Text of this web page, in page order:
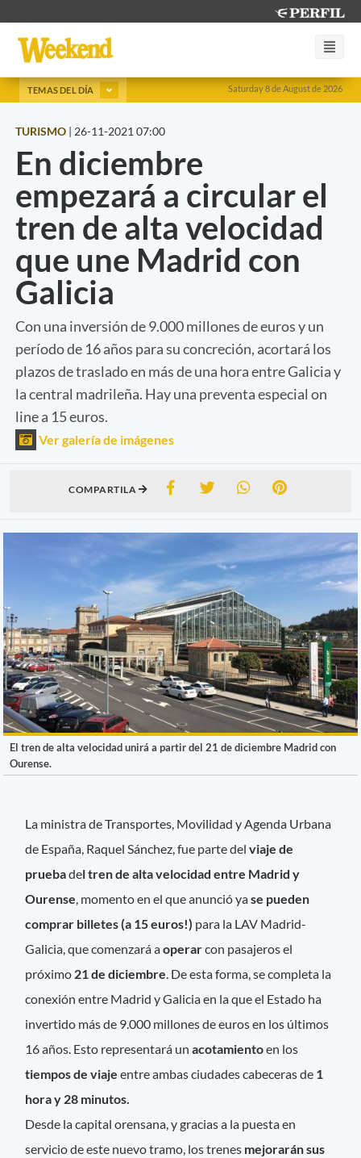
Saturday 8 de August de 2026
TEMAS DEL DÍA
TURISMO | 26-11-2021 07:00
En diciembre
empezará a circular el
tren de alta velocidad
que une Madrid con
Galicia
Con una inversión de 9.000 millones de euros y un
período de 16 años para su concreción, acortará los
plazos de traslado en más de una hora entre Galicia y
la central madrileña. Hay una preventa especial on
line a 15 euros.
Ver galería de imágenes
COMPARTILA
El tren de alta velocidad unirá a partir del 21 de diciembre Madrid con
Ourense.
La ministra de Transportes, Movilidad y Agenda Urbana
de España, Raquel Sánchez, fue parte delviaje de
pruebadel tren de alta velocidad entre Madrid y
Ourense , momento en el que anunció yase pueden
comprar billetes (a 15 euros!) para la LAV Madrid-
Galicia, que comenzará aoperarcon pasajeros el
próximo 21 de diciembre . De esta forma, se completa la
conexión entre Madrid y Galicia en la que el Estado ha
invertido más de 9.000 millones de euros en los últimos
16 años. Esto representará unacotamientoen los
tiempos de viajeentre ambas ciudades cabeceras de 1
hora y 28 minutos.
Desde la capital orensana, y gracias a la puesta en
servicio de este nuevo tramo, los trenes mejorarán sus